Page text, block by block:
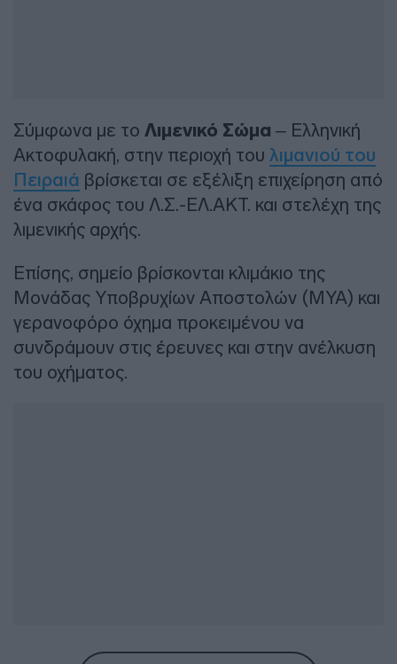
Σύμφωνα με το Λιμενικό Σώμα – Ελληνική
Ακτοφυλακή, στην περιοχή του λιμανιού του
Πειραιά βρίσκεται σε εξέλιξη επιχείρηση από
ένα σκάφος του Λ.Σ.-ΕΛ.ΑΚΤ. και στελέχη της
λιμενικής αρχής.
Επίσης, σημείο βρίσκονται κλιμάκιο της
Μονάδας Υποβρυχίων Αποστολών (ΜΥΑ) και
γερανοφόρο όχημα προκειμένου να
συνδράμουν στις έρευνες και στην ανέλκυση
του οχήματος.